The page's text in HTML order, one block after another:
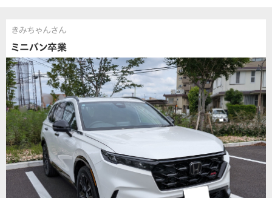
きみちゃんさん
ミニバン卒業